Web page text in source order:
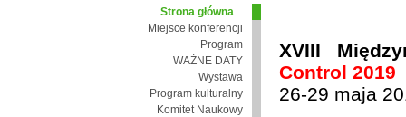
Strona główna
Miejsce konferencji
Program
WAŻNE DATY
Wystawa
Program kulturalny
Komitet Naukowy
XVIII
Control 2019
26-29 maja